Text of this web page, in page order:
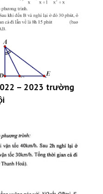
– 2023 trường